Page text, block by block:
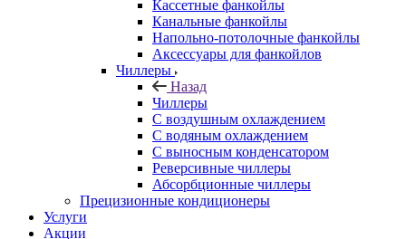
Кассетные фанкойлы
Канальные фанкойлы
Напольно-потолочные фанкойлы
Аксессуары для фанкойлов
Чиллеры
Назад
Чиллеры
С воздушным охлаждением
С водяным охлаждением
С выносным конденсатором
Реверсивные чиллеры
Абсорбционные чиллеры
Прецизионные кондиционеры
Услуги
Акции